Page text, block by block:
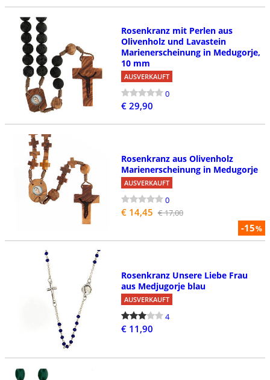
Rosenkranz mit Perlen aus
Olivenholz und Lavastein
Marienerscheinung in Medugorje,
10 mm
AUSVERKAUFT
0
€ 29,90
-15%
Rosenkranz aus Olivenholz
Marienerscheinung in Medugorje
AUSVERKAUFT
0
€ 14,45 € 17,00
Rosenkranz Unsere Liebe Frau
aus Medjugorje blau
AUSVERKAUFT
4
€ 11,90